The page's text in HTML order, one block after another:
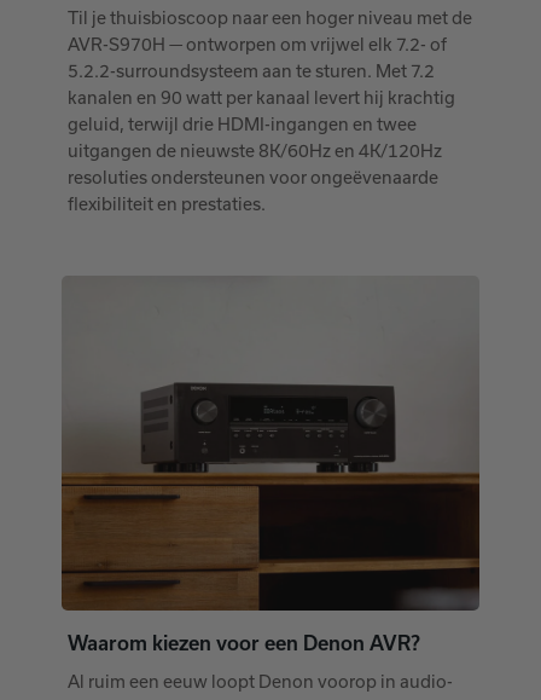
Til je thuisbioscoop naar een hoger niveau met de
AVR-S970H — ontworpen om vrijwel elk 7.2- of
5.2.2-surroundsysteem aan te sturen. Met 7.2
kanalen en 90 watt per kanaal levert hij krachtig
geluid, terwijl drie HDMI-ingangen en twee
uitgangen de nieuwste 8K/60Hz en 4K/120Hz
resoluties ondersteunen voor ongeëvenaarde
flexibiliteit en prestaties.
Waarom kiezen voor een Denon AVR?
Al ruim een eeuw loopt Denon voorop in audio-